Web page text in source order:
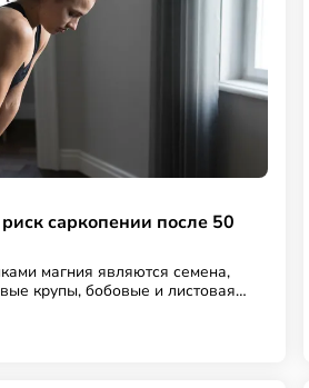
саркопении после 50
магния являются семена,
крупы, бобовые и листовая